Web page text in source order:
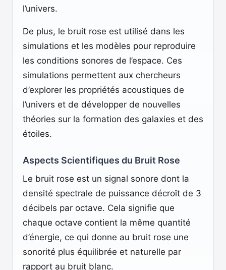
l’univers.
De plus, le bruit rose est utilisé dans les
simulations et les modèles pour reproduire
les conditions sonores de l’espace. Ces
simulations permettent aux chercheurs
d’explorer les propriétés acoustiques de
l’univers et de développer de nouvelles
théories sur la formation des galaxies et des
étoiles.
Aspects Scientifiques du Bruit Rose
Le bruit rose est un signal sonore dont la
densité spectrale de puissance décroît de 3
décibels par octave. Cela signifie que
chaque octave contient la même quantité
d’énergie, ce qui donne au bruit rose une
sonorité plus équilibrée et naturelle par
rapport au bruit blanc.